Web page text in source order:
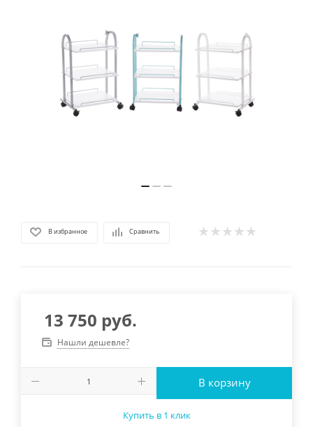
В избранное Сравнить
13 750 руб.
Нашли дешевле?
В корзину
Купить в 1 клик